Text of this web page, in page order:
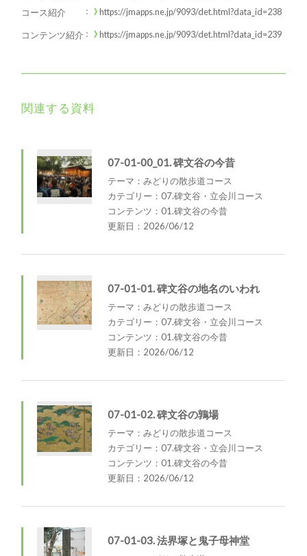
コース紹介
https://jmapps.ne.jp/9093/det.html?data_id=238
コンテンツ紹介 https://jmapps.ne.jp/9093/det.html?data_id=239
関連する資料
07-01-00_01. 碑文谷の今昔
テーマ：みどりの散歩道コース
カテゴリー：07.碑文谷・立会川コース
コンテンツ：01.碑文谷の今昔
更新日：2026/06/12
07-01-01. 碑文谷の地名のいわれ
テーマ：みどりの散歩道コース
カテゴリー：07.碑文谷・立会川コース
コンテンツ：01.碑文谷の今昔
更新日：2026/06/12
07-01-02. 碑文谷の鶉場
テーマ：みどりの散歩道コース
カテゴリー：07.碑文谷・立会川コース
コンテンツ：01.碑文谷の今昔
更新日：2026/06/12
07-01-03. 法界塚と鬼子母神堂